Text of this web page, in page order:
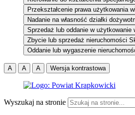
Przekształcenie prawa użytkowania
Nadanie na własność działki
Sprzedaż lub oddanie w
Zbycie lub sprzedaż nieruchomości
Oddanie lub wygaszenie
A A A Wersja kontrastowa
Wyszukaj na stronie